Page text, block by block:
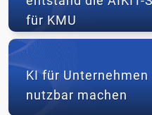
einfach
nutzen:
So
entstand
AIKIT-
für KMU
KI
für
Unternehmen
verständlich
KI für
nutzbar machen